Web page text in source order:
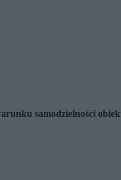
samodzielności